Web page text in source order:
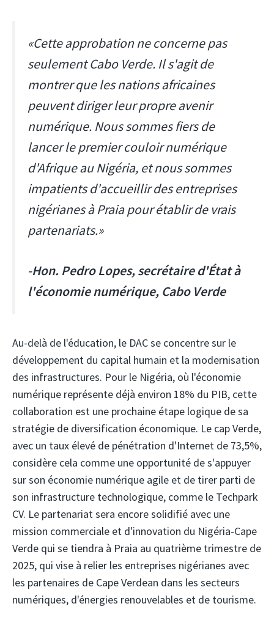
«Cette approbation ne concerne pas
seulement Cabo Verde. Il s'agit de
montrer que les nations africaines
peuvent diriger leur propre avenir
numérique. Nous sommes fiers de
lancer le premier couloir numérique
d'Afrique au Nigéria, et nous sommes
impatients d'accueillir des entreprises
nigérianes à Praia pour établir de vrais
partenariats.»
-Hon. Pedro Lopes, secrétaire d'État à
l'économie numérique, Cabo Verde
Au-delà de l'éducation, le DAC se concentre sur le
développement du capital humain et la modernisation
des infrastructures. Pour le Nigéria, où l'économie
numérique représente déjà environ 18% du PIB, cette
collaboration est une prochaine étape logique de sa
stratégie de diversification économique. Le cap Verde,
avec un taux élevé de pénétration d'Internet de 73,5%,
considère cela comme une opportunité de s'appuyer
sur son économie numérique agile et de tirer parti de
son infrastructure technologique, comme le Techpark
CV. Le partenariat sera encore solidifié avec une
mission commerciale et d'innovation du Nigéria-Cape
Verde qui se tiendra à Praia au quatrième trimestre de
2025, qui vise à relier les entreprises nigérianes avec
les partenaires de Cape Verdean dans les secteurs
numériques, d'énergies renouvelables et de tourisme.